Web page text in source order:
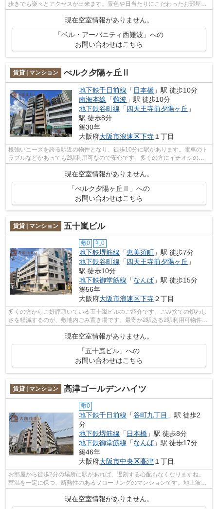
歩きでも楽々とアクセスが出来ます。景色や日当たりにこだわったお部屋探
現在空室情報がありません。
「ベル・アーバニティ西難波」への
お問い合わせはこちら
賃貸 | マンション べルク夕陽ヶ丘Ⅱ
地下鉄千日前線 「 日本橋 」駅 徒歩10分
南海本線 「難波 」駅 徒歩10分
地下鉄谷町線 「四天王寺前夕陽ヶ丘 」
駅 徒歩8分
築30年
大阪府大阪市浪速区下寺 １丁目
根強いニーズを誇る駅近の物件となり、徒歩10分に駅があります。電車のト
ラブルなどがあっても2駅利用可なので安心です。多くの方にイチオシのエ
レベーター付き物件はこちらです。マン...
現在空室情報がありません。
「べルク夕陽ヶ丘Ⅱ」への
お問い合わせはこちら
賃貸 | マンション 五十嵐ビル
敷0 礼0
地下鉄堺筋線 「恵美須町 」駅 徒歩7分
地下鉄谷町線 「四天王寺前夕陽ヶ丘 」
駅 徒歩10分
地下鉄御堂筋線 「なんば」駅 徒歩15分
築56年
大阪府大阪市浪速区下寺２丁目
多くの方からご好評頂いている五十嵐ビルのご紹介です。ごみ捨ての煩わし
さを軽減するのが、敷地内ごみ置き場です。最寄が2駅ある2駅利用可物件
現在空室情報がありません。
「五十嵐ビル」への
お問い合わせはこちら
賃貸 | マンション 高津ゴールデンハイツ
敷0
地下鉄千日前線 「谷町九丁目 」駅 徒歩2
分
地下鉄堺筋線 「 日本橋 」駅 徒歩8分
地下鉄御堂筋線 「なんば」駅 徒歩17分
築46年
大阪府大阪市中央区高津 １丁目
お部屋から徒歩2分の場所に駅があれば、遅刻する心配もなくなりますね。
室温を一定に保つ、断熱性のあるフローリングのマンションです。地上波番
組も安定して受信しやすくなるCATV対応...
現在空室情報がありません。